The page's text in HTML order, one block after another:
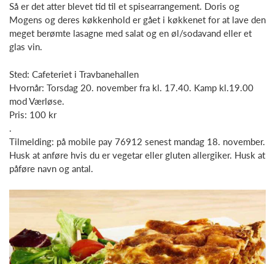
Så er det atter blevet tid til et spisearrangement. Doris og
Mogens og deres køkkenhold er gået i køkkenet for at lave den
meget berømte lasagne med salat og en øl/sodavand eller et
glas vin.
Sted: Cafeteriet i Travbanehallen
Hvornår: Torsdag 20. november fra kl. 17.40. Kamp kl.19.00
mod Værløse.
Pris: 100 kr
.
Tilmelding: på mobile pay 76912 senest mandag 18. november.
Husk at anføre hvis du er vegetar eller gluten allergiker. Husk at
påføre navn og antal.